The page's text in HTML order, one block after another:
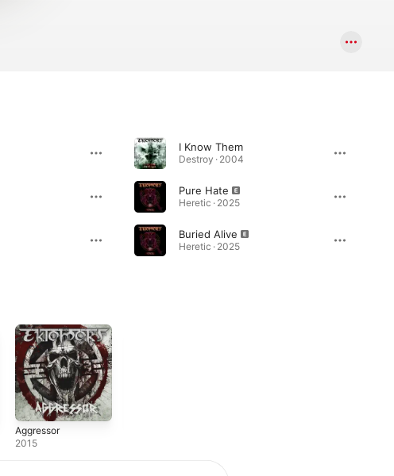
I Know Them
Destroy · 2004
Pure Hate
Heretic · 2025
Buried Alive
Heretic · 2025
Aggressor
2015